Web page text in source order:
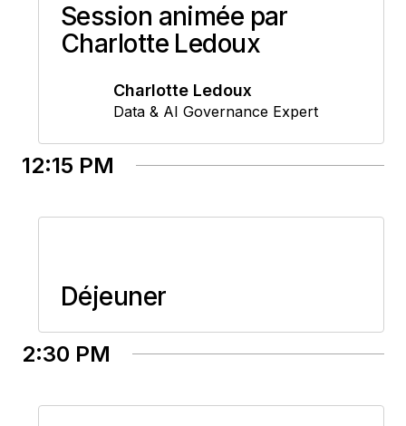
Session animée par
Charlotte Ledoux
Charlotte Ledoux
Data & AI Governance Expert
12:15 PM
Déjeuner
2:30 PM